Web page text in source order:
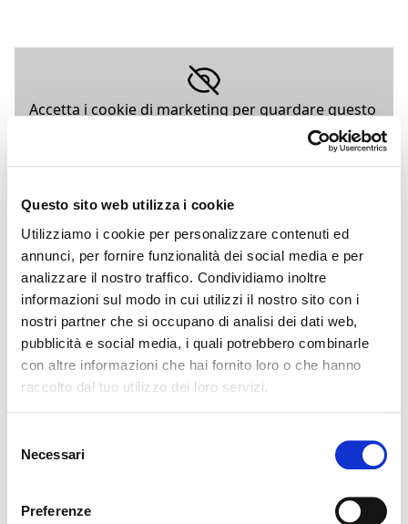
Questo sito web utilizza i cookie
Utilizziamo i cookie per personalizzare contenuti ed
annunci, per fornire funzionalità dei social media e per
analizzare il nostro traffico. Condividiamo inoltre
informazioni sul modo in cui utilizzi il nostro sito con i
nostri partner che si occupano di analisi dei dati web,
pubblicità e social media, i quali potrebbero combinarle
con altre informazioni che hai fornito loro o che hanno
raccolto dal tuo utilizzo dei loro servizi.
delNecessari
Preferenze
Accetta i cookie di marketing per guardare questo
ACCETTA I COOKIE
Qui la diretta ininglese,francesee portoghese
Il dialogo si svolgerà a partire da:
-Il testo integrale della letterainviata da alcuni
insegnanti ed educatori alCorriere della Sera, che ne
ha pubblicato alcuni stralci il 10 gennaio 2021, con il
- Gliappunti dell’Assemblea degli insegnanti di CL
collegamento del 20 novembre 2020.